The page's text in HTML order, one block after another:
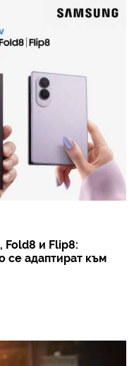
Fold8 и Flip8:
се адаптират към